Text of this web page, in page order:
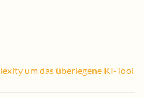
um das überlegene KI-Tool